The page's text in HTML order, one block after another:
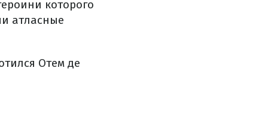
которого
атласные
Отем де